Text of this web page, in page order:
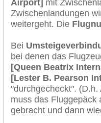
Airport] mit
Zwischenlandungen
weitergeht. Die
Bei
bei denen das
[Queen Beatrix
[Lester B. Pearson
"durchgecheckt".
muss das Fluggepäck
gebracht und dann